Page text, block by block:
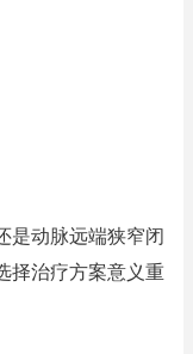
是动脉远端狭窄闭
择治疗方案意义重